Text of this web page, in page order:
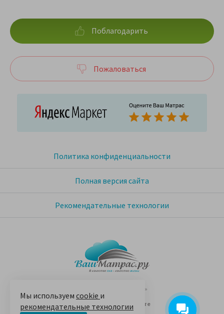
© 2005-2026 «Ваш матрас»
14 лет на Яндекс.Маркете
Политика конфиденциальности
Полная версия сайта
Рекомендательные технологии
Поблагодарить
Пожаловаться
Мы используем cookie и
рекомендательные технологии